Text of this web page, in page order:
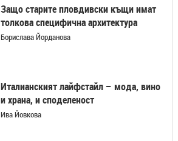
Защо старите пловдивски къщи имат
толкова специфична архитектура
Борислава Йорданова
Италианският лайфстайл – мода, вино
и храна, и споделеност
Ива Йовкова